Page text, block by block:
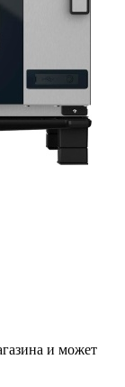
и может